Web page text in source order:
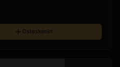
Ostoskoriin